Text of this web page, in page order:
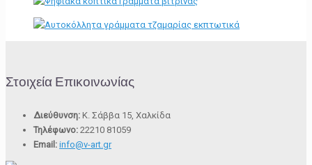
Στοιχεία Επικοινωνίας
Διεύθυνση: K. Σάββα 15, Χαλκίδα
Τηλέφωνο: 22210 81059
Email: info@v-art.gr